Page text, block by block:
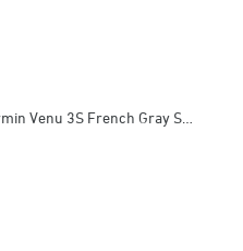
Garmin Venu 3S French Gray Soft Gold